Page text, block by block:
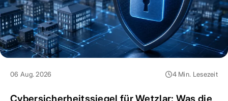
06 Aug. 2026 4 Min. Lesezeit
Cybersicherheitssiegel für Wetzlar: Was die